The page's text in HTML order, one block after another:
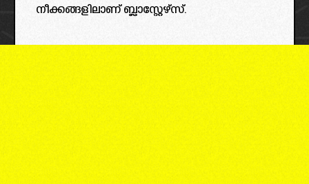
നീക്കങ്ങളിലാണ് ബ്ലാസ്റ്റേഴ്‌സ്.